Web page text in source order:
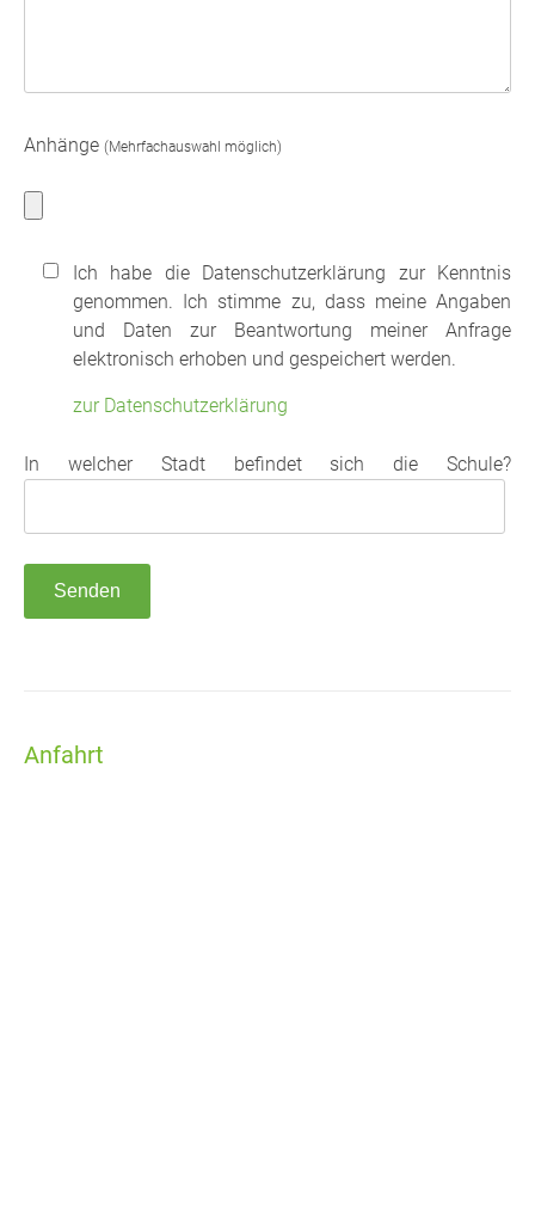
Anhänge (Mehrfachauswahl möglich)
Ich habe die Datenschutzerklärung zur Kenntnis
genommen. Ich stimme zu, dass meine Angaben
und Daten zur Beantwortung meiner Anfrage
elektronisch erhoben und gespeichert werden.
zur Datenschutzerklärung
In welcher Stadt befindet sich die Schule?
Anfahrt